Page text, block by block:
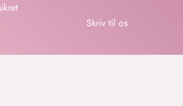
Skriv til os